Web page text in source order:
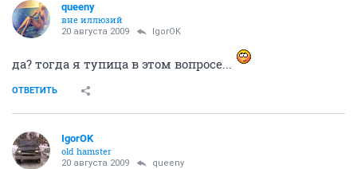
queeny
вне иллюзий
20 августа 2009 IgorOK
да? тогда я тупица в этом вопросе...
ОТВЕТИТЬ
IgorOK
old hamster
20 августа 2009 queeny